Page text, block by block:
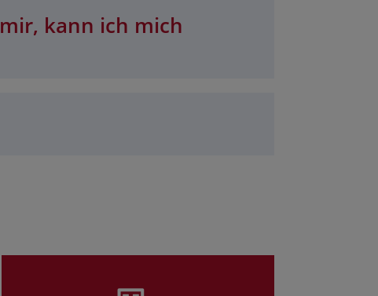
kann ich mich